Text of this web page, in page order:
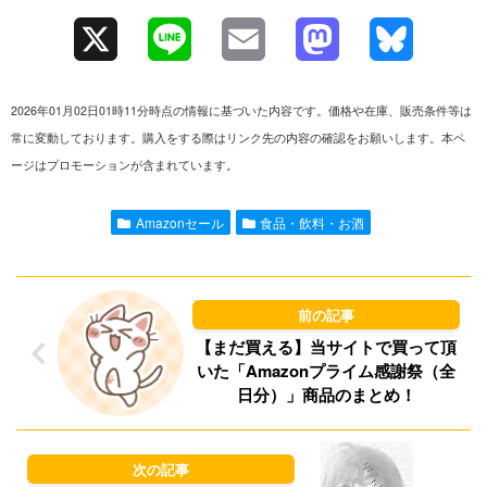
e
l o
o
n
y
2026年01月02日01時11分時点の情報に基づいた内容です。価格や在庫、販売条件等は
常に変動しております。購入をする際はリンク先の内容の確認をお願いします。本ペ
ージはプロモーションが含まれています。
Amazonセール 食品・飲料・お酒
【まだ買える】当サイトで買って頂
いた「Amazonプライム感謝祭（全
日分）」商品のまとめ！